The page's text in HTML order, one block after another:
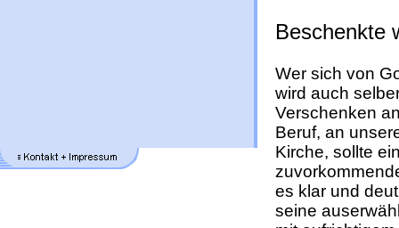
Beschenkte
Wer sich von
wird auch
Verschenken
Beruf, an
Kirche, sollte
es klar und
seine